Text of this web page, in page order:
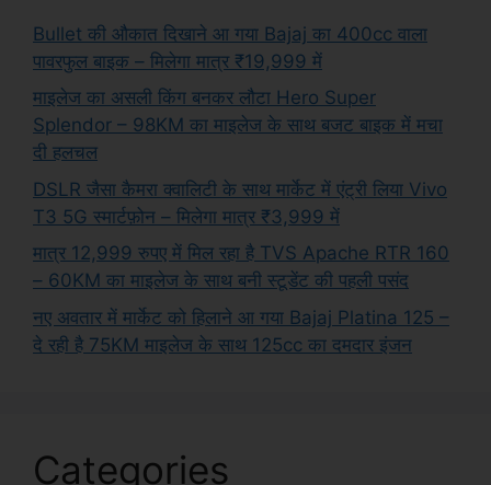
Bullet की औकात दिखाने आ गया Bajaj का 400cc वाला
पावरफुल बाइक – मिलेगा मात्र ₹19,999 में
माइलेज का असली किंग बनकर लौटा Hero Super
Splendor – 98KM का माइलेज के साथ बजट बाइक में मचा
दी हलचल
DSLR जैसा कैमरा क्वालिटी के साथ मार्केट में एंट्री लिया Vivo
T3 5G स्मार्टफ़ोन – मिलेगा मात्र ₹3,999 में
मात्र 12,999 रुपए में मिल रहा है TVS Apache RTR 160
– 60KM का माइलेज के साथ बनी स्टूडेंट की पहली पसंद
नए अवतार में मार्केट को हिलाने आ गया Bajaj Platina 125 –
दे रही है 75KM माइलेज के साथ 125cc का दमदार इंजन
Categories